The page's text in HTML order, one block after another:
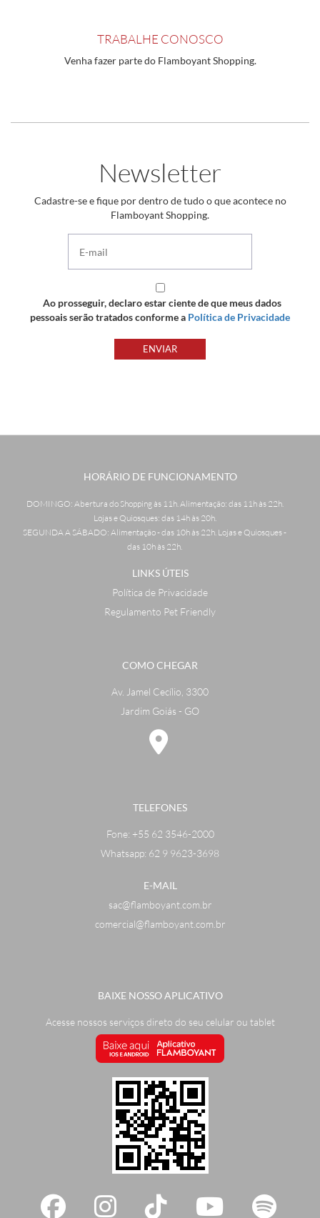
TRABALHE CONOSCO
Venha fazer parte do Flamboyant Shopping.
Newsletter
Cadastre-se e fique por dentro de tudo o que acontece no
Flamboyant Shopping.
Ao prosseguir, declaro estar ciente de que meus dados
pessoais serão tratados conforme a Política de Privacidade
ENVIAR
HORÁRIO DE FUNCIONAMENTO
DOMINGO: Abertura do Shopping às 11h. Alimentação: das 11h às 22h.
Lojas e Quiosques: das 14h às 20h.
SEGUNDA A SÁBADO: Alimentação - das 10h às 22h. Lojas e Quiosques -
das 10h às 22h.
LINKS ÚTEIS
Política de Privacidade
Regulamento Pet Friendly
COMO CHEGAR
Av. Jamel Cecílio, 3300
Jardim Goiás - GO
TELEFONES
Fone: +55 62 3546-2000
Whatsapp: 62 9 9623-3698
E-MAIL
sac@flamboyant.com.br
comercial@flamboyant.com.br
BAIXE NOSSO APLICATIVO
Acesse nossos serviços direto do seu celular ou tablet